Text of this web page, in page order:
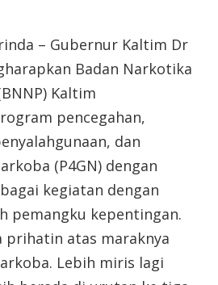
– Gubernur Kaltim Dr
Badan Narkotika
Kaltim
pencegahan,
dan
(P4GN) dengan
kegiatan dengan
pemangku kepentingan.
prihatin atas maraknya
Lebih miris lagi